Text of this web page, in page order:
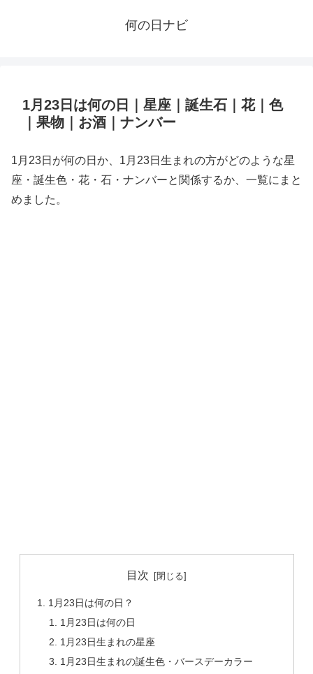
何の日ナビ
1月23日は何の日｜星座｜誕生石｜花｜色
｜果物｜お酒｜ナンバー
1月23日が何の日か、1月23日生まれの方がどのような星
座・誕生色・花・石・ナンバーと関係するか、一覧にまと
めました。
目次
1月23日は何の日？
1月23日は何の日
1月23日生まれの星座
1月23日生まれの誕生色・バースデーカラー